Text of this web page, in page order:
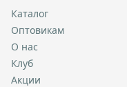
Каталог
Оптовикам
О нас
Клуб
Акции